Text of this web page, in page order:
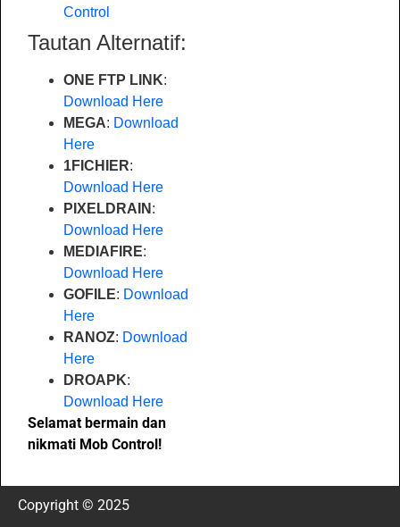
Control
Tautan Alternatif:
ONE FTP LINK:
Download Here
MEGA: Download
Here
1FICHIER:
Download Here
PIXELDRAIN :
Download Here
MEDIAFIRE:
Download Here
GOFILE: Download
Here
RANOZ: Download
Here
DROAPK:
Download Here
Selamat bermain dan
nikmati Mob Control!
Copyright © 2025